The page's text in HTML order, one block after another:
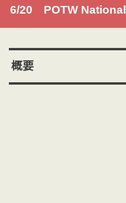
6/20 POTW National
概要